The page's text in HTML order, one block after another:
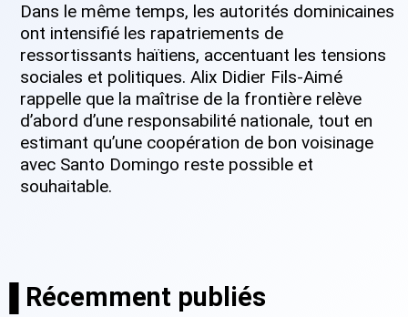
Dans le même temps, les autorités dominicaines
ont intensifié les rapatriements de
ressortissants haïtiens, accentuant les tensions
sociales et politiques. Alix Didier Fils-Aimé
rappelle que la maîtrise de la frontière relève
d’abord d’une responsabilité nationale, tout en
estimant qu’une coopération de bon voisinage
avec Santo Domingo reste possible et
souhaitable.
▐ Récemment publiés